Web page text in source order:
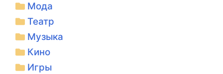
Мода
Театр
Музыка
Кино
Игры